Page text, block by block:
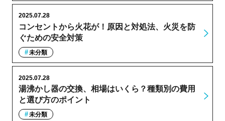
コンセントから火花が！原因と対処法、火災を防
ぐための安全対策
2025.07.28
未分類
湯沸かし器の交換、相場はいくら？種類別の費用
と選び方のポイント
2025.07.28
未分類